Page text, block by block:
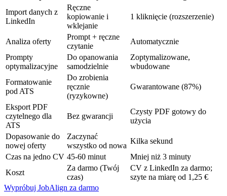
Import danych z
LinkedIn
Ręczne
kopiowanie i
wklejanie
1 kliknięcie (rozszerzenie)
Analiza oferty
Prompt + ręczne
czytanie
Automatycznie
Prompty
optymalizacyjne
Do opanowania
samodzielnie
Zoptymalizowane,
wbudowane
Formatowanie
pod ATS
Do zrobienia
ręcznie
(ryzykowne)
Gwarantowane (87%)
Eksport PDF
czytelnego dla
ATS
Bez gwarancji
Czysty PDF gotowy do
użycia
Dopasowanie do
nowej oferty
Zaczynać
wszystko od nowa
Kilka sekund
Czas na jedno CV 45-60 minut
Mniej niż 3 minuty
Koszt
Za darmo (Twój
czas)
CV z LinkedIn za darmo;
szyte na miarę od 1,25 €
Wypróbuj JobAlign za darmo